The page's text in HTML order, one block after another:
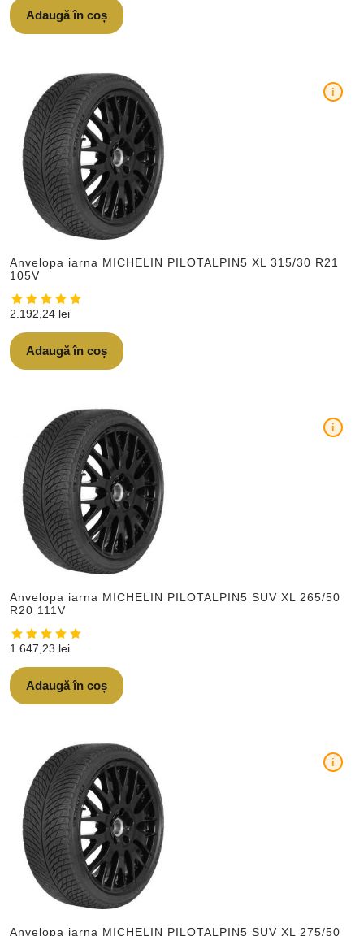
Adaugă în coș
Anvelopa iarna MICHELIN PILOTALPIN5 XL 315/30 R21
105V
i
2.192,24 lei
Adaugă în coș
Anvelopa iarna MICHELIN PILOTALPIN5 SUV XL 265/50
R20 111V
i
1.647,23 lei
Adaugă în coș
Anvelopa iarna MICHELIN PILOTALPIN5 SUV XL 275/50
i